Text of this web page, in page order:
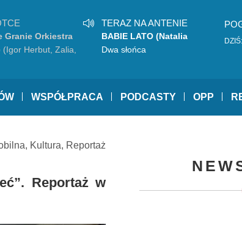
Granie Orkiestra
(Igor Herbut, Zalia,
TERAZ NA ANTENIE
BABIE LATO (Natalia
Grosiak, BELA, Kathia)
Dwa słońca
DZIŚ:
WSPÓŁPRACA PODCASTY OPP
, Kultura, Reportaż
Reportaż w